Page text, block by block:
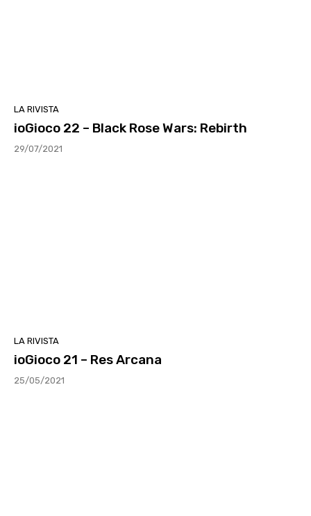
LA RIVISTA
ioGioco 22 – Black Rose Wars: Rebirth
29/07/2021
LA RIVISTA
ioGioco 21 – Res Arcana
25/05/2021